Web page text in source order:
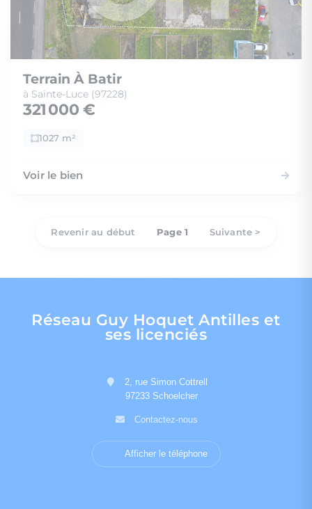
Terrain À Batir
à Sainte-Luce (97228)
321 000 €
1027 m²
Voir le bien
Revenir au début Page 1 Suivante >
Réseau Guy Hoquet Antilles et
ses licenciés
2, rue Simon Cottrell
97233 Schoelcher
Contactez-nous
Afficher le téléphone